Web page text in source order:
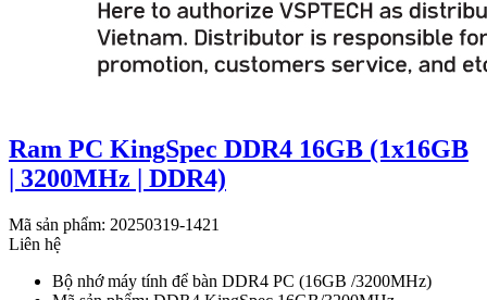
Ram PC KingSpec DDR4 16GB (1x16GB
| 3200MHz | DDR4)
Mã sản phẩm: 20250319-1421
Liên hệ
Bộ nhớ máy tính để bàn DDR4 PC (16GB /3200MHz)